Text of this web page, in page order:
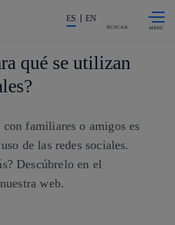
La acción en accionistas e
ES EN
BUSCAR
qué se utilizan
familiares o amigos es
de las redes sociales.
Descúbrelo en el
web.